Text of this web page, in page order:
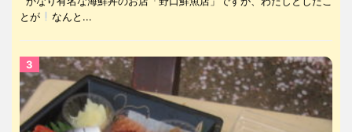
とが
なんと...